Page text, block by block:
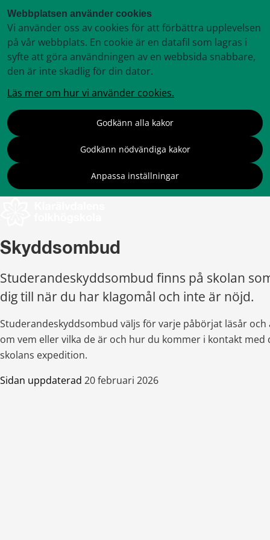
Webbplatsen använder cookies
Vi använder oss av cookies för att förbättra upplevelsen
på vår webbplats. En cookie är en datafil som lagras i
syfte att göra användningen av en webbsida snabbare,
den är inte skadlig för din dator.
Läs mer om hur vi använder cookies.
Godkänn alla kakor
Godkänn nödvändiga kakor
Anpassa inställningar
Skyddsombud
Studerandeskyddsombud finns på skolan
dig till när du har klagomål och inte är nöjd.
Studerandeskyddsombud väljs för varje påbörjat läsår
om vem eller vilka de är och hur du kommer i kontakt med
skolans expedition.
Sidan uppdaterad 20 februari 2026